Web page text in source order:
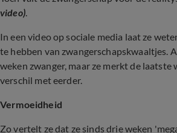
video).
In een video op sociale media laat ze
te hebben van zwangerschapskwaaltjes.
weken zwanger, maar ze merkt de
verschil met eerder.
Vermoeidheid
Zo vertelt ze dat ze sinds drie weken